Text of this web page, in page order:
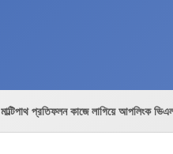
মাল্টিপাথ প্রতিফলন কাজে লাগিয়ে আপলিংক